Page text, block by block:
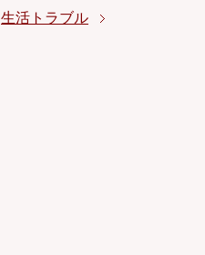
生活トラブル